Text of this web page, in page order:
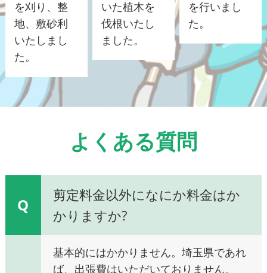
を刈り、整
地、敷砂利
いたしまし
た。
いた植木を
伐根いたし
ました。
を行いまし
た。
よくある質問
Q
剪定料金以外になにか料金はか
かりますか?
基本的にはかかりません。埼玉県であれ
ば、出張費はいただいておりません。